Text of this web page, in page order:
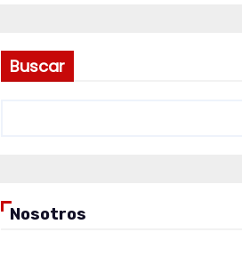
Buscar
Nosotros